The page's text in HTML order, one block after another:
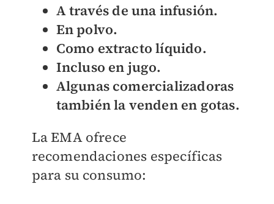
A través de una infusión.
En polvo.
Como extracto líquido.
Incluso en jugo.
Algunas comercializadoras
también la venden en gotas.
La EMA ofrece
recomendaciones específicas
para su consumo: